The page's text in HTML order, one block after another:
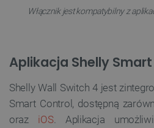
Włącznik jest kompatybilny z
Aplikacja Shelly
Shelly Wall Switch 4 jest
Smart Control, dostępną
oraz iOS. Aplikacja